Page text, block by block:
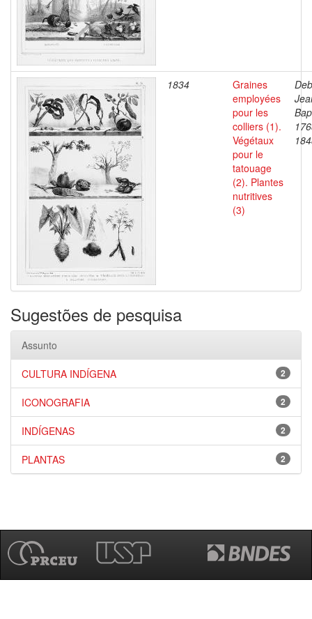
1834
Graines
employées
pour les
colliers (1).
Végétaux
pour le
tatouage
(2). Plantes
nutritives
(3)
Sugestões de pesquisa
Assunto
2
CULTURA INDÍGENA
2
ICONOGRAFIA
2
INDÍGENAS
2
PLANTAS